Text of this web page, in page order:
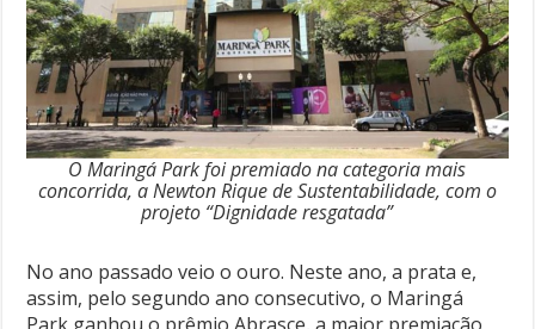
O Maringá Park foi premiado na categoria mais
concorrida, a Newton Rique de Sustentabilidade, com o
projeto “Dignidade resgatada”
No ano passado veio o ouro. Neste ano, a prata e,
assim, pelo segundo ano consecutivo, o Maringá